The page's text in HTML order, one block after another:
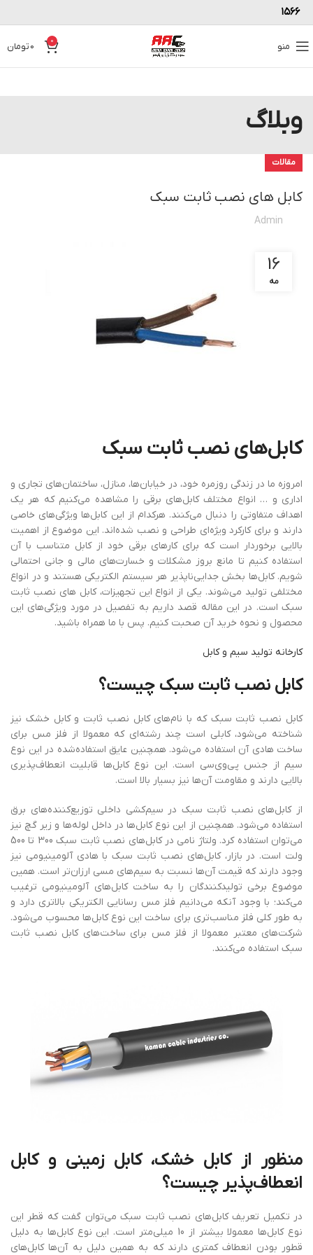
۱۵۶۶
منو 0
0تومان
وبلاگ
مقالات
کابل‌ های نصب ثابت سبک
Admin
16
مه
کابل‌های نصب ثابت سبک
امروزه ما در زندگی روزمره خود، در خیابان‌ها، منازل، ساختمان‌های تجاری و
اداری و … انواع مختلف کابل‌های برقی را مشاهده می‌کنیم که هر یک
اهداف متفاوتی را دنبال می‌کنند. هرکدام از این کابل‌ها ویژگی‌های خاصی
دارند و برای کارکرد ویژه‌ای طراحی و نصب شده‌اند. این موضوع از اهمیت
بالایی برخوردار است که برای کارهای برقی خود از کابل متناسب با آن
استفاده کنیم تا مانع بروز مشکلات و خسارت‌های مالی و جانی احتمالی
شویم. کابل‌ها بخش جدایی‌ناپذیر هر سیستم الکتریکی هستند و در انواع
مختلفی تولید می‌شوند. یکی از انواع این تجهیزات، کابل‌ های نصب ثابت
سبک است. در این مقاله قصد داریم به ‌تفصیل در مورد ویژگی‌های این
محصول و نحوه خرید آن صحبت کنیم. پس با ما همراه باشید.
کارخانه تولید سیم و کابل
کابل نصب ثابت سبک چیست؟
کابل‌ نصب ثابت سبک که با نام‌های کابل نصب ثابت و کابل خشک نیز
شناخته می‌شود، کابلی است چند رشته‌ای که معمولا از فلز مس برای
ساخت هادی آن استفاده می‌شود. همچنین عایق استفاده‌شده در این نوع
سیم از جنس پی‌وی‌سی است. این نوع کابل‌ها قابلیت انعطاف‌پذیری
بالایی دارند و مقاومت آن‌ها نیز بسیار بالا است.
از کابل‌های نصب ثابت سبک در سیم‌کشی داخلی توزیع‌کننده‌های برق
استفاده می‌شود. همچنین از این نوع کابل‌ها در داخل لوله‌ها و زیر گچ نیز
می‌توان استفاده کرد. ولتاژ نامی در کابل‌های نصب ثابت سبک 300 تا 500
ولت است. در بازار، کابل‌های نصب ثابت سبک با هادی آلومینیومی نیز
وجود دارند که قیمت آن‌ها نسبت به سیم‌های مسی ارزان‌تر است. همین
موضوع برخی تولیدکنندگان را به ساخت کابل‌های آلومینیومی ترغیب
می‌کند؛ با وجود آنکه می‌دانیم فلز مس رسانایی الکتریکی بالاتری دارد و
به‌ طور کلی فلز مناسب‌تری برای ساخت این نوع کابل‌ها محسوب می‌شود.
شرکت‌های معتبر معمولا از فلز مس برای ساخت‌های کابل نصب ثابت
سبک استفاده می‌کنند.
منظور از کابل خشک، کابل زمینی و کابل
انعطاف‌پذیرچیست؟
در تکمیل تعریف کابل‌های نصب ثابت سبک می‌توان گفت که قطر این
نوع کابل‌ها معمولا بیشتر از 10 میلی‌متر است. این نوع کابل‌ها به دلیل
قطور بودن انعطاف کمتری دارند که به همین دلیل به آن‌ها کابل‌های